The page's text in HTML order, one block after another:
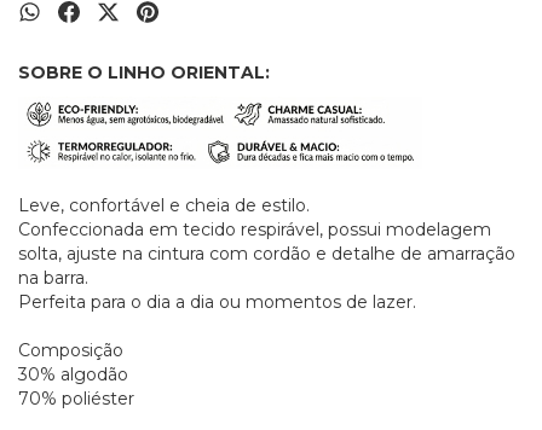
SOBRE O LINHO ORIENTAL:
Leve, confortável e cheia de estilo.
Confeccionada em tecido respirável, possui modelagem
solta, ajuste na cintura com cordão e detalhe de amarração
na barra.
Perfeita para o dia a dia ou momentos de lazer.
Composição
30% algodão
70% poliéster